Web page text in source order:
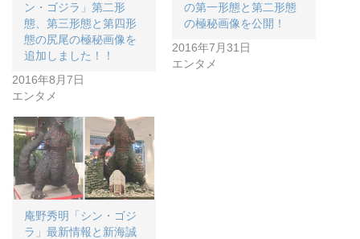
ン・ゴジラ」第二形
態、第三形態と第四形
態の尻尾の極秘画像を
追加しました！！
2016年8月7日
エンタメ
の第一形態と第二形態
の極秘画像を公開！
2016年7月31日
エンタメ
庵野秀明「シン・ゴジ
ラ」最新情報と新海誠